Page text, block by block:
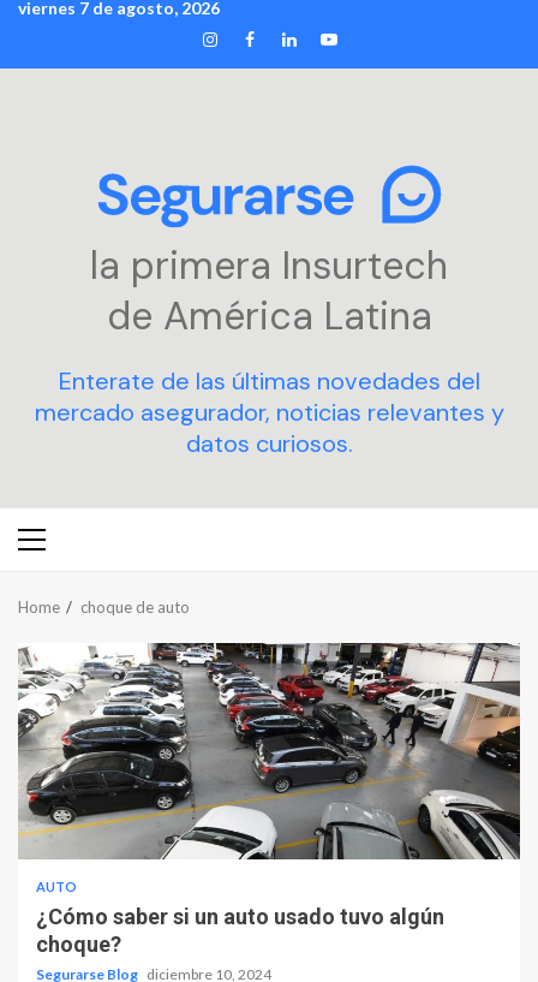
Skip
content
viernes 7 de agosto, 2026
INSTAGRAM
FACEBOOK
LINKEDIN
YOUTUBE
la primera Insurtech
de América Latina
Enterate de las últimas novedades del
mercado asegurador, noticias relevantes y
datos curiosos.
Primary
Home choque de auto
AUTO
¿Cómo saber si un auto usado tuvo algún
choque?
Segurarse Blog diciembre 10, 2024